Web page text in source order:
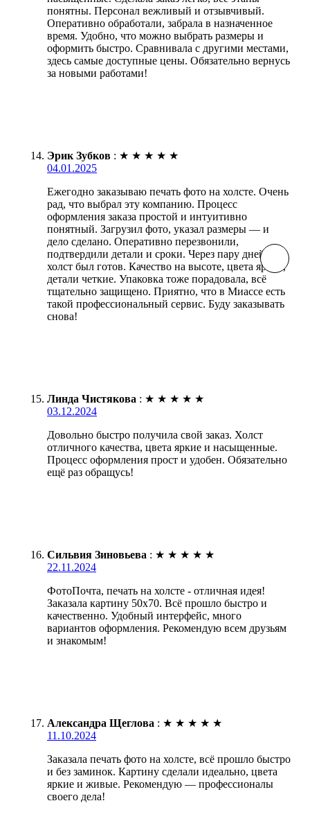
понятны. Персонал вежливый и отзывчивый.
Оперативно обработали, забрала в назначенное
время. Удобно, что можно выбрать размеры и
оформить быстро. Сравнивала с другими местами,
здесь самые доступные цены. Обязательно вернусь
за новыми работами!
Эрик Зубков : ★ ★ ★ ★ ★
04.01.2025
Ежегодно заказываю печать фото на холсте. Очень
рад, что выбрал эту компанию. Процесс
оформления заказа простой и интуитивно
понятный. Загрузил фото, указал размеры — и
дело сделано. Оперативно перезвонили,
подтвердили детали и сроки. Через пару дней
холст был готов. Качество на высоте, цвета яркие,
детали четкие. Упаковка тоже порадовала, всё
тщательно защищено. Приятно, что в Миассе есть
такой профессиональный сервис. Буду заказывать
снова!
Линда Чистякова : ★ ★ ★ ★ ★
03.12.2024
Довольно быстро получила свой заказ. Холст
отличного качества, цвета яркие и насыщенные.
Процесс оформления прост и удобен. Обязательно
ещё раз обращусь!
Сильвия Зиновьева : ★ ★ ★ ★ ★
22.11.2024
ФотоПочта, печать на холсте - отличная идея!
Заказала картину 50х70. Всё прошло быстро и
качественно. Удобный интерфейс, много
вариантов оформления. Рекомендую всем друзьям
и знакомым!
Александра Щеглова : ★ ★ ★ ★ ★
11.10.2024
Заказала печать фото на холсте, всё прошло быстро
и без заминок. Картину сделали идеально, цвета
яркие и живые. Рекомендую — профессионалы
своего дела!